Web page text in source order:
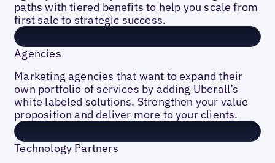
paths with tiered benefits to help you scale from
first sale to strategic success.
Agencies
Marketing agencies that want to expand their
own portfolio of services by adding Uberall’s
white labeled solutions. Strengthen your value
proposition and deliver more to your clients.
Technology Partners